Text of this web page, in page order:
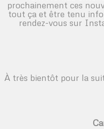
prochainement ces
tout ça et être tenu
rendez-vous sur
À très bientôt pour la